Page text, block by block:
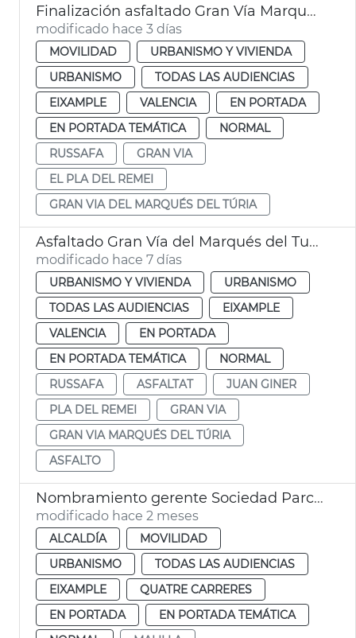
Finalización asfaltado Gran Vía Marqués del Túria València
modificado hace 3 días
MOVILIDAD
URBANISMO Y VIVIENDA
URBANISMO
TODAS LAS AUDIENCIAS
EIXAMPLE
VALENCIA
EN PORTADA
EN PORTADA TEMÁTICA
NORMAL
RUSSAFA
GRAN VIA
EL PLA DEL REMEI
GRAN VIA DEL MARQUÉS DEL TÚRIA
Asfaltado Gran Vía del Marqués del Turia València
modificado hace 7 días
URBANISMO Y VIVIENDA
URBANISMO
TODAS LAS AUDIENCIAS
EIXAMPLE
VALENCIA
EN PORTADA
EN PORTADA TEMÁTICA
NORMAL
RUSSAFA
ASFALTAT
JUAN GINER
PLA DEL REMEI
GRAN VIA
GRAN VIA MARQUÉS DEL TÚRIA
ASFALTO
Nombramiento gerente Sociedad Parco Central València
modificado hace 2 meses
ALCALDÍA
MOVILIDAD
URBANISMO
TODAS LAS AUDIENCIAS
EIXAMPLE
QUATRE CARRERES
EN PORTADA
EN PORTADA TEMÁTICA